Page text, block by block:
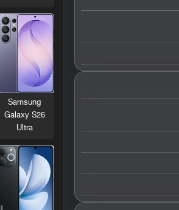
Samsung
Galaxy S26
Ultra